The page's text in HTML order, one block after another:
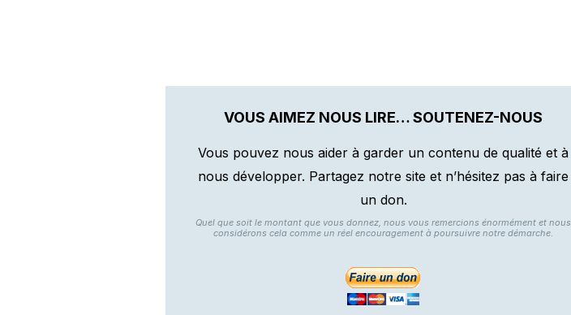
VOUS AIMEZ NOUS LIRE… SOUTENEZ-NOUS
Vous pouvez nous aider à garder un contenu de qualité et à
nous développer. Partagez notre site et n’hésitez pas à faire
un don.
Quel que soit le montant que vous donnez, nous vous remercions énormément et nous
considérons cela comme un réel encouragement à poursuivre notre démarche.